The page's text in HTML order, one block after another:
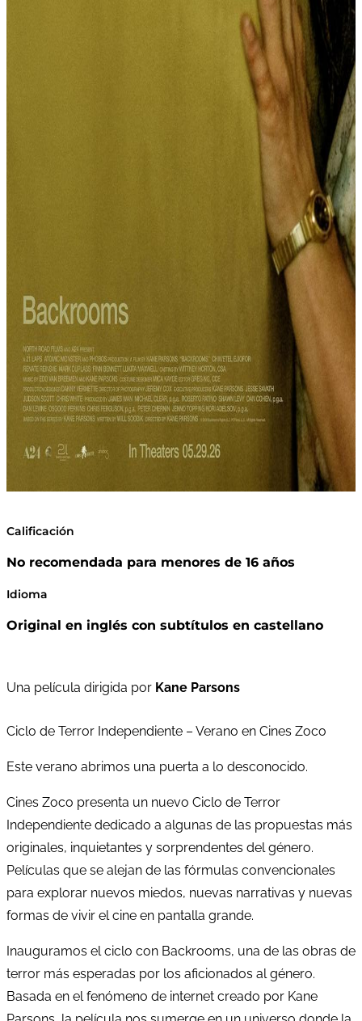
Calificación
No recomendada para menores de 16 años
Idioma
Original en inglés con subtítulos en castellano
Una película dirigida por Kane Parsons
Ciclo de Terror Independiente – Verano en Cines Zoco
Este verano abrimos una puerta a lo desconocido.
Cines Zoco presenta un nuevo Ciclo de Terror
Independiente dedicado a algunas de las propuestas más
originales, inquietantes y sorprendentes del género.
Películas que se alejan de las fórmulas convencionales
para explorar nuevos miedos, nuevas narrativas y nuevas
formas de vivir el cine en pantalla grande.
Inauguramos el ciclo con Backrooms, una de las obras de
terror más esperadas por los aficionados al género.
Basada en el fenómeno de internet creado por Kane